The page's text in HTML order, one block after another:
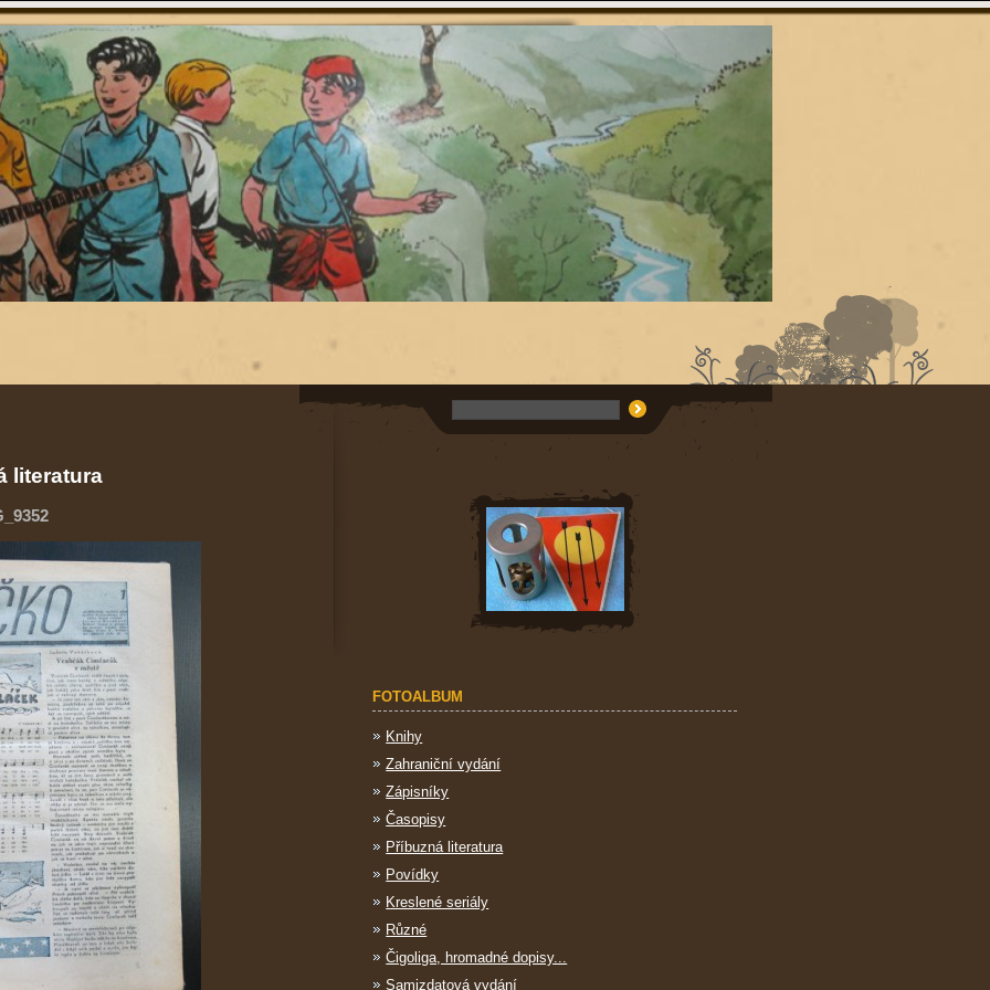
literatura
FOTOALBUM
Knihy
Zahraniční vydání
Zápisníky
Časopisy
Příbuzná literatura
Povídky
Kreslené seriály
Různé
Čigoliga, hromadné dopisy...
Samizdatová vydání